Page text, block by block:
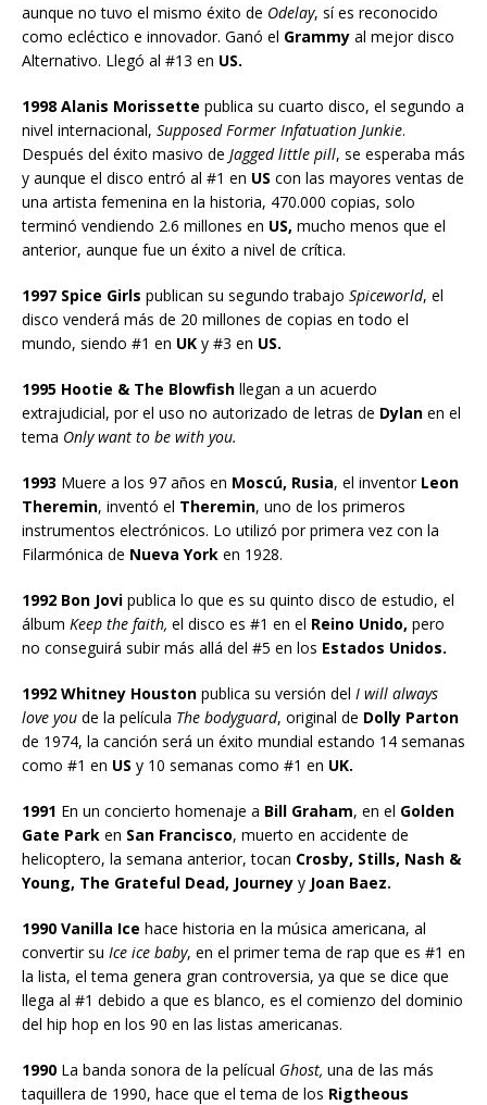
aunque no tuvo el mismo éxito de Odelay, sí es reconocido
como ecléctico e innovador. Ganó el Grammy al mejor disco
Alternativo. Llegó al #13 en US.
1998 Alanis Morissette publica su cuarto disco, el segundo a
nivel internacional, Supposed Former Infatuation Junkie.
Después del éxito masivo de Jagged little pill, se esperaba más
y aunque el disco entró al #1 en US con las mayores ventas de
una artista femenina en la historia, 470.000 copias, solo
terminó vendiendo 2.6 millones en US, mucho menos que el
anterior, aunque fue un éxito a nivel de crítica.
1997 Spice Girls publican su segundo trabajo Spiceworld, el
disco venderá más de 20 millones de copias en todo el
mundo, siendo #1 en UK y #3 en US.
1995 Hootie & The Blowfish llegan a un acuerdo
extrajudicial, por el uso no autorizado de letras de Dylan en el
tema Only want to be with you.
1993 Muere a los 97 años en Moscú, Rusia, el inventor Leon
Theremin, inventó el Theremin, uno de los primeros
instrumentos electrónicos. Lo utilizó por primera vez con la
Filarmónica de Nueva York en 1928.
1992 Bon Jovi publica lo que es su quinto disco de estudio, el
álbum Keep the faith, el disco es #1 en el Reino Unido, pero
no conseguirá subir más allá del #5 en los Estados Unidos.
1992 Whitney Houston publica su versión del I will always
love you de la película The bodyguard, original de Dolly Parton
de 1974, la canción será un éxito mundial estando 14 semanas
como #1 en US y 10 semanas como #1 en UK.
1991 En un concierto homenaje a Bill Graham, en el Golden
Gate Park en San Francisco, muerto en accidente de
helicoptero, la semana anterior, tocan Crosby, Stills, Nash &
Young, The Grateful Dead, Journey y Joan Baez.
1990 Vanilla Ice hace historia en la música americana, al
convertir su Ice ice baby, en el primer tema de rap que es #1 en
la lista, el tema genera gran controversia, ya que se dice que
llega al #1 debido a que es blanco, es el comienzo del dominio
del hip hop en los 90 en las listas americanas.
1990 La banda sonora de la pelícual Ghost, una de las más
taquillera de 1990, hace que el tema de los Rigtheous